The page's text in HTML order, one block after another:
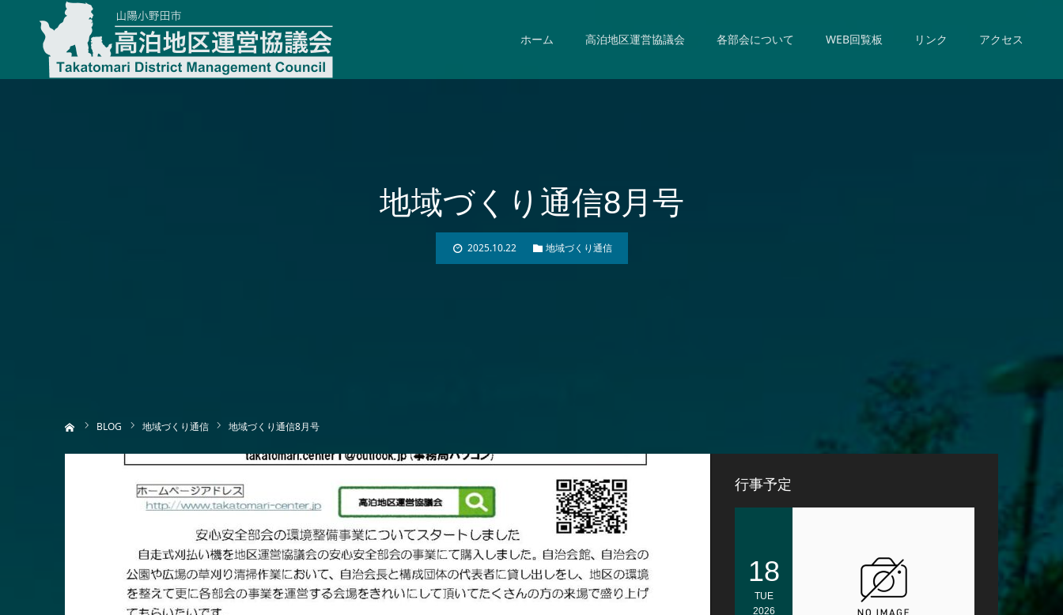
ホーム 高泊地区運営協議会 各部会について WEB回覧板 リンク アクセス
地域づくり通信8月号
2025.10.22 地域づくり通信
BLOG 地域づくり通信 地域づくり通信8月号
行事予定
18
TUE
2026